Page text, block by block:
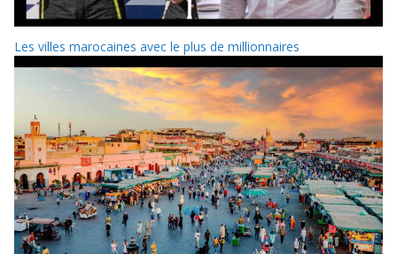
Les villes marocaines avec le plus de millionnaires